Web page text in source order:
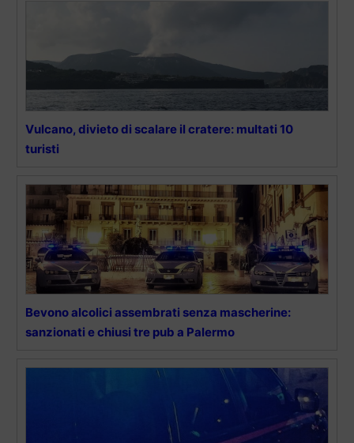
Vulcano, divieto di scalare il cratere: multati 10
turisti
Bevono alcolici assembrati senza mascherine:
sanzionati e chiusi tre pub a Palermo